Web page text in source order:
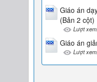
Giáo án
(Bản 2 cột)
Lượt
Giáo án
Lượt